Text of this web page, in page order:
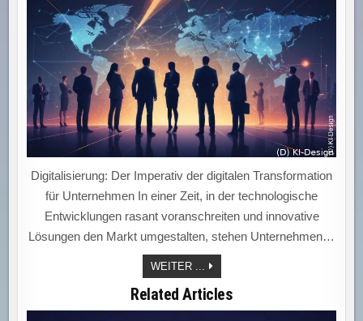
Digitalisierung: Der Imperativ der digitalen Transformation
für Unternehmen In einer Zeit, in der technologische
Entwicklungen rasant voranschreiten und innovative
Lösungen den Markt umgestalten, stehen Unternehmen…
WEITER ...
DIGITALE
TRANSFORMATION:
DER
SCHLÜSSEL
Related Articles